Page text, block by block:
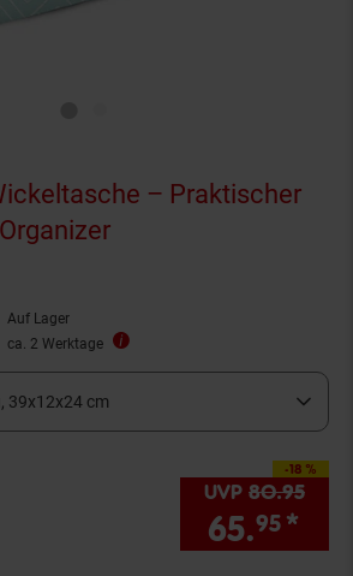
– Praktischer
Auf Lager
ca. 2 Werktage
39x12x24 cm
-18 %
Sie Sparen 18
UVP 80.95
65.95 *